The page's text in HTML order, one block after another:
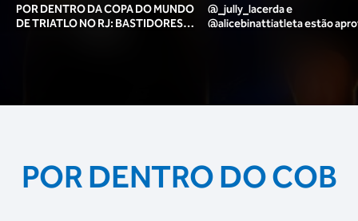
POR DENTRO DA COPA DO MUNDO
DE TRIATLO NO RJ: BASTIDORES,
@_jully_lacerda​ e
@alicebinattiatleta​ estão
POR DENTRO DO COB